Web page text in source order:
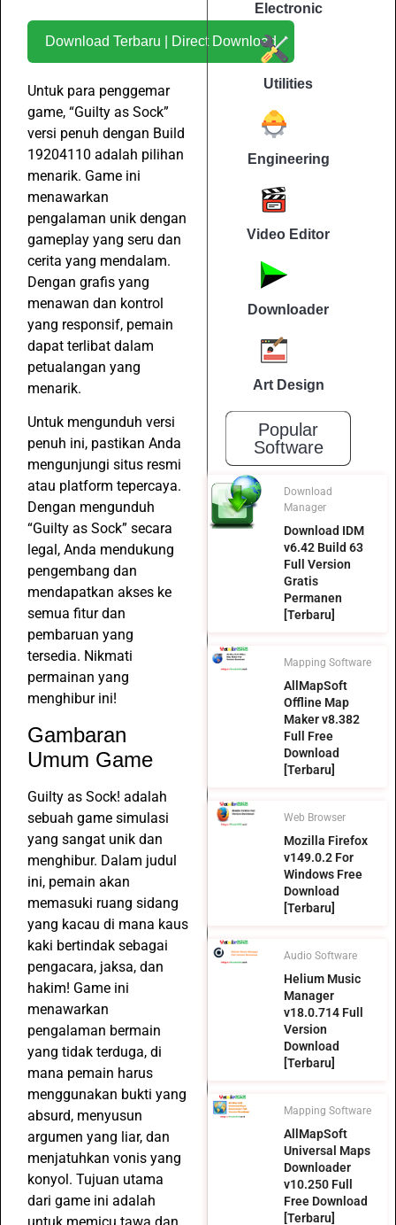
Download Terbaru | Direct Download
Untuk para penggemar
game, “Guilty as Sock”
versi penuh dengan Build
19204110 adalah pilihan
menarik. Game ini
menawarkan
pengalaman unik dengan
gameplay yang seru dan
cerita yang mendalam.
Dengan grafis yang
menawan dan kontrol
yang responsif, pemain
dapat terlibat dalam
petualangan yang
menarik.
Untuk mengunduh versi
penuh ini, pastikan Anda
mengunjungi situs resmi
atau platform tepercaya.
Dengan mengunduh
“Guilty as Sock” secara
legal, Anda mendukung
pengembang dan
mendapatkan akses ke
semua fitur dan
pembaruan yang
tersedia. Nikmati
permainan yang
menghibur ini!
Gambaran
Umum Game
Guilty as Sock! adalah
sebuah game simulasi
yang sangat unik dan
menghibur. Dalam judul
ini, pemain akan
memasuki ruang sidang
yang kacau di mana kaus
kaki bertindak sebagai
pengacara, jaksa, dan
hakim! Game ini
menawarkan
pengalaman bermain
yang tidak terduga, di
mana pemain harus
menggunakan bukti yang
absurd, menyusun
argumen yang liar, dan
menjatuhkan vonis yang
konyol. Tujuan utama
dari game ini adalah
Electronic
Utilities
Engineering
Video Editor
Downloader
Art Design
Popular
Software
Download
Manager
Download IDM
v6.42 Build 63
Full Version
Gratis
Permanen
[Terbaru]
Mapping Software
AllMapSoft
Offline Map
Maker v8.382
Full Free
Download
[Terbaru]
Web Browser
Mozilla Firefox
v149.0.2 For
Windows Free
Download
[Terbaru]
Audio Software
Helium Music
Manager
v18.0.714 Full
Version
Download
[Terbaru]
Mapping Software
AllMapSoft
Universal Maps
Downloader
v10.250 Full
Free Download
[Terbaru]